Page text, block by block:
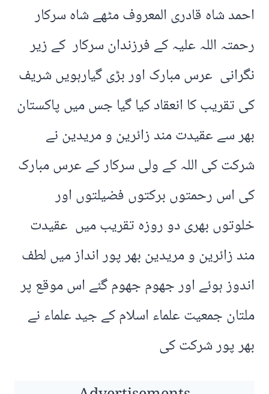
احمد شاہ قادری المعروف مٹھے شاہ سرکار
رحمتہ اللہ علیہ کے فرزندان سرکار کے زیر
نگرانی عرس مبارک اور بڑی گیارہویں شریف
کی تقریب کا انعقاد کیا گیا جس میں پاکستان
بھر سے عقیدت مند زائرین و مریدین نے
شرکت کی اللہ کے ولی سرکار کے عرس مبارک
کی اس رحمتوں برکتوں فضیلتوں اور
خلوتوں بھری دو روزہ تقریب میں عقیدت
مند زائرین و مریدین بھر پور انداز میں لطف
اندوز ہوئے اور جھوم جھوم گئے اس موقع پر
ملتان جمعیت علماء اسلام کے جید علماء نے
بھر پور شرکت کی